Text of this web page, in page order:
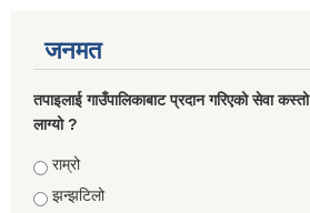
जनमत
तपाइलाई गाउँपालिकाबाट प्रदान गरिएको सेवा कस्तो
लाग्यो ?
Choices
राम्रो
झन्झटिलो